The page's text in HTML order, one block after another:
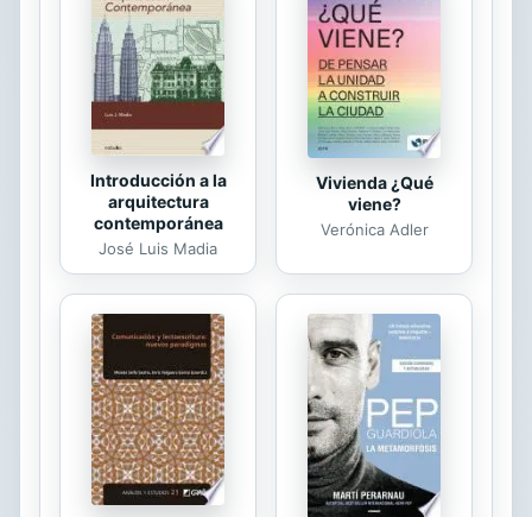
lado de una nueva pareja, viviendo
ambos en la tensión de recibir una
herencia que permitirá realizar el ...
Introducción a la
arquitectura
contemporánea
José Luis Madia
Vivienda ¿Qué
viene?
Verónica Adler